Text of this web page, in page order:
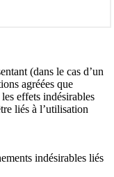
(dans le cas d’un
agréées que
effets indésirables
liés à l’utilisation
indésirables liés